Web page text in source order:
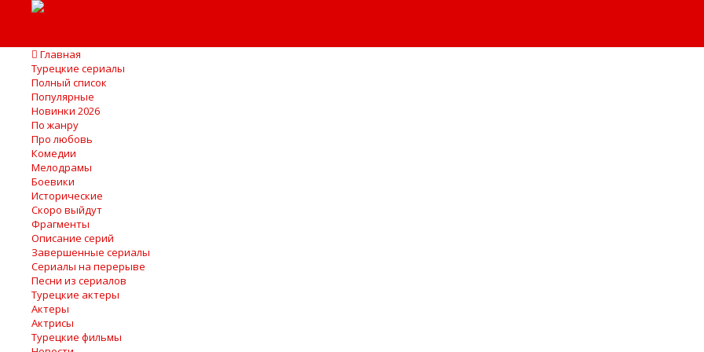
Главная
Турецкие сериалы
Полный список
Популярные
Новинки 2026
По жанру
Про любовь
Комедии
Мелодрамы
Боевики
Исторические
Скоро выйдут
Фрагменты
Описание серий
Завершенные сериалы
Сериалы на перерыве
Песни из сериалов
Турецкие актеры
Актеры
Актрисы
Турецкие фильмы